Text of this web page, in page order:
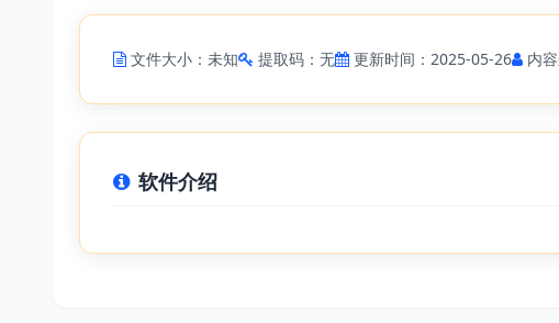
文件大小：未知 提取码：无 更新时间：2025-05-26 内
软件介绍